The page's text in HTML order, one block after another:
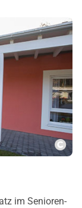
im Senioren-